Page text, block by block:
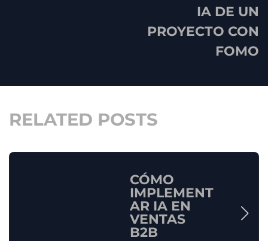
IA DE UN
PROYECTO CON
FOMO
RELATED POSTS
CÓMO
IMPLEMENT
AR IA EN
VENTAS
B2B